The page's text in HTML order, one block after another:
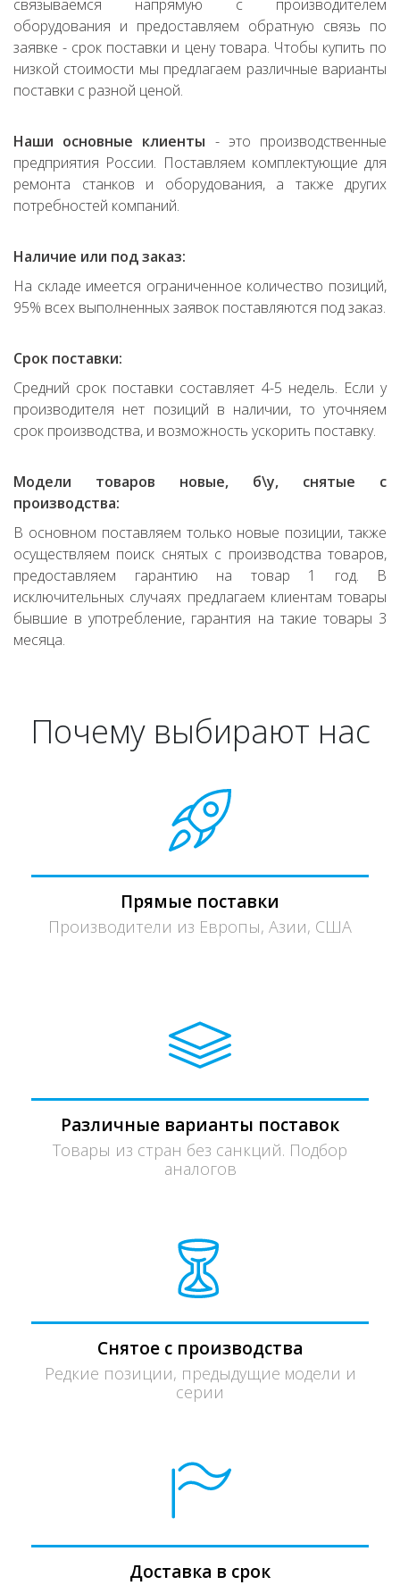
связываемся напрямую с производителем
оборудования и предоставляем обратную связь по
заявке - срок поставки и цену товара. Чтобы купить по
низкой стоимости мы предлагаем различные варианты
поставки с разной ценой.
Наши основные клиенты - это производственные
предприятия России. Поставляем комплектующие для
ремонта станков и оборудования, а также других
потребностей компаний.
Наличие или под заказ:
На складе имеется ограниченное количество позиций,
95% всех выполненных заявок поставляются под заказ.
Срок поставки:
Средний срок поставки составляет 4-5 недель. Если у
производителя нет позиций в наличии, то уточняем
срок производства, и возможность ускорить поставку.
Модели товаров новые, б\у, снятые с
производства:
В основном поставляем только новые позиции, также
осуществляем поиск снятых с производства товаров,
предоставляем гарантию на товар 1 год. В
исключительных случаях предлагаем клиентам товары
бывшие в употребление, гарантия на такие товары 3
месяца.
Почему выбирают нас
Прямые поставки
Производители из Европы, Азии, США
Различные варианты поставок
Товары из стран без санкций. Подбор
аналогов
Снятое с производства
Редкие позиции, предыдущие модели и
серии
Доставка в срок